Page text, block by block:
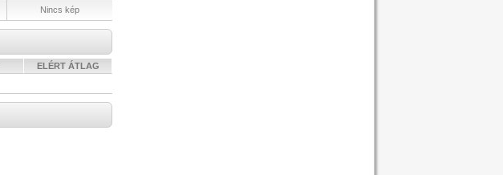
Nincs kép
ELÉRT ÁTLAG